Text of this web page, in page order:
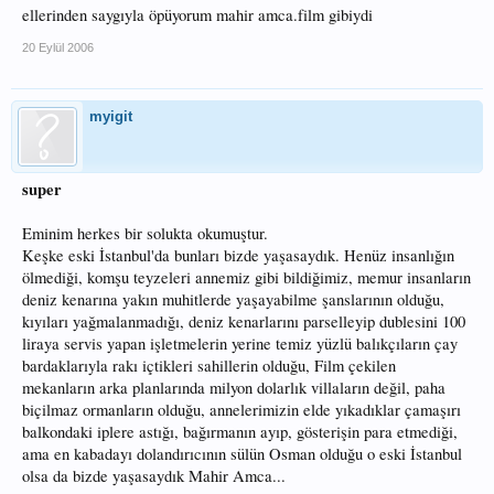
Yahu saat kaç oldu?01.00'de sokağa çıkma yasağı başlayacak.
23.30.
Hadi artık sar oltanı da gidelim.Son otobüs,Beykoz'dan 00.00'da
kalkacak.kaçırırsak,Kuzguncuk' a kadar yürürsün,daha iyisi, seni sokağa cıkma
yasağı'nda, vatan haini diye yakalarlar da kapatıldığın yerde, çıkana kadar -
Balık tutmanın neresi hainlik! diye tepinip durursun.Hem sen büyüklerimizden
daha mı iyi bileceksin.
kenarında.Sandalı bağlayıp çıktım mı,sokakta değilim.
Tahir otobüse yetişip gitti.
Ne biçim reislikse,bütün işler bana kaldı.
ağdaki balıklar ayıklanacak,ağ temizlenecek.kofanalar ,temizlenip,birbirni
ezmesin diye beslenecek(Düzgün bir şekilde bir yerlere dizilip üzerine deniz
suyunda ıslatılmış bez örtülecek).
Bu kadar balığı yiyecek halimiz yok ya.En irilerinden, sırtı en kalınlarından
yiyeceklik ayırıp gerisini satacagız.
Hamdi Baba(Madrabaz), sabah saat 5'de, (yasak kalkar kalkmaz), dere
kahvesinin önüne gelir,balıkçıların gündüz akşama kadar tuttukları balıkları
ellerinden saygıyla öpüyorum mahir amca.film gibiydi
20 Eylül 2006
myigit
super
Eminim herkes bir solukta okumuştur.
Keşke eski İstanbul'da bunları bizde yaşasaydık. Henüz insanlığın
ölmediği, komşu teyzeleri annemiz gibi bildiğimiz, memur insanların
deniz kenarına yakın muhitlerde yaşayabilme şanslarının olduğu,
kıyıları yağmalanmadığı, deniz kenarlarını parselleyip dublesini 100
liraya servis yapan işletmelerin yerine temiz yüzlü balıkçıların çay
bardaklarıyla rakı içtikleri sahillerin olduğu, Film çekilen
mekanların arka planlarında milyon dolarlık villaların değil, paha
biçilmaz ormanların olduğu, annelerimizin elde yıkadıklar çamaşırı
balkondaki iplere astığı, bağırmanın ayıp, gösterişin para etmediği,
ama en kabadayı dolandırıcının sülün Osman olduğu o eski İstanbul
olsa da bizde yaşasaydık Mahir Amca...